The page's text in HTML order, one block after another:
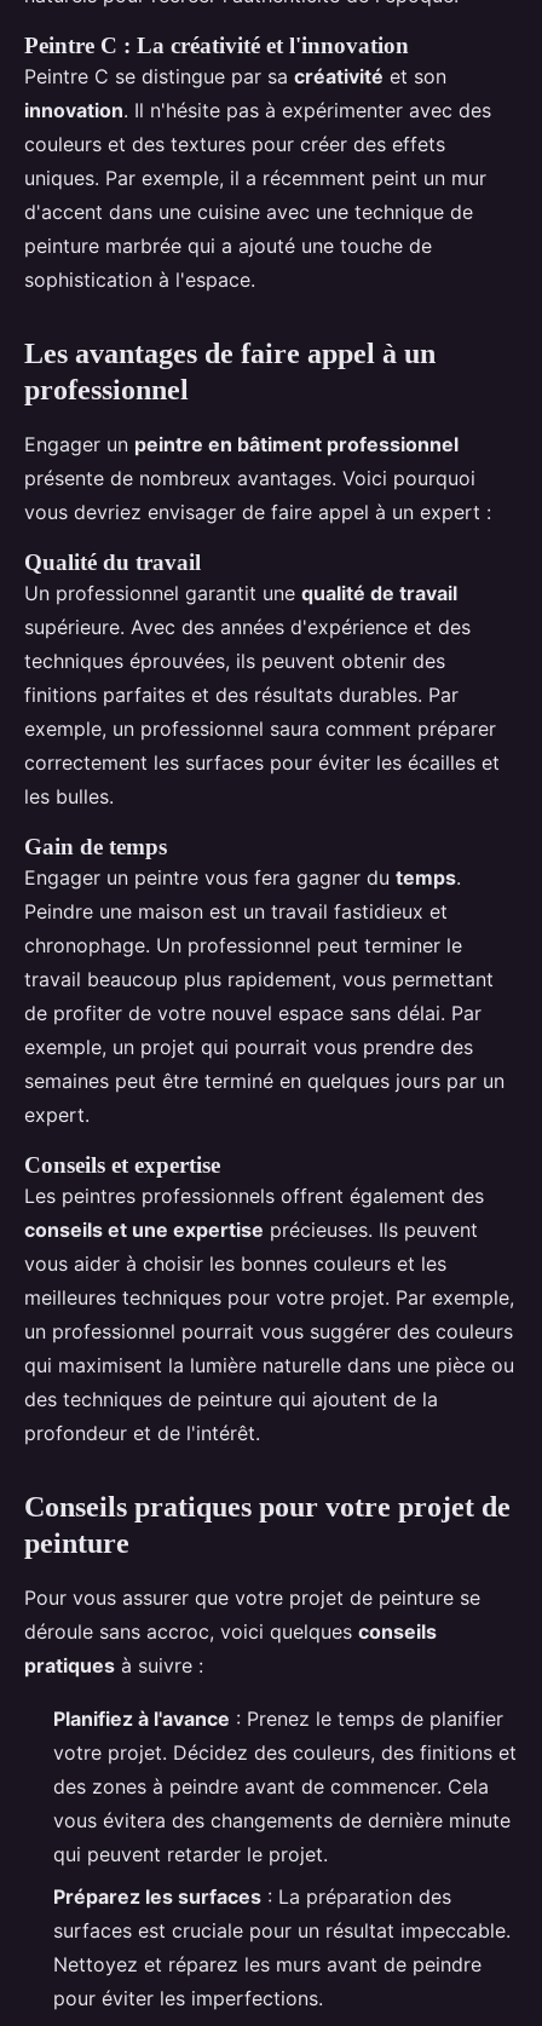
Peintre C : La créativité et l'innovation
Peintre C se distingue par sa créativité et son
innovation. Il n'hésite pas à expérimenter avec des
couleurs et des textures pour créer des effets
uniques. Par exemple, il a récemment peint un mur
d'accent dans une cuisine avec une technique de
peinture marbrée qui a ajouté une touche de
sophistication à l'espace.
Les avantages de faire appel à un
professionnel
Engager un peintre en bâtiment professionnel
présente de nombreux avantages. Voici pourquoi
vous devriez envisager de faire appel à un expert :
Qualité du travail
Un professionnel garantit une qualité de travail
supérieure. Avec des années d'expérience et des
techniques éprouvées, ils peuvent obtenir des
finitions parfaites et des résultats durables. Par
exemple, un professionnel saura comment préparer
correctement les surfaces pour éviter les écailles et
les bulles.
Gain de temps
Engager un peintre vous fera gagner du temps.
Peindre une maison est un travail fastidieux et
chronophage. Un professionnel peut terminer le
travail beaucoup plus rapidement, vous permettant
de profiter de votre nouvel espace sans délai. Par
exemple, un projet qui pourrait vous prendre des
semaines peut être terminé en quelques jours par un
expert.
Conseils et expertise
Les peintres professionnels offrent également des
conseils et une expertise précieuses. Ils peuvent
vous aider à choisir les bonnes couleurs et les
meilleures techniques pour votre projet. Par exemple,
un professionnel pourrait vous suggérer des couleurs
qui maximisent la lumière naturelle dans une pièce ou
des techniques de peinture qui ajoutent de la
profondeur et de l'intérêt.
Conseils pratiques pour votre projet de
peinture
Pour vous assurer que votre projet de peinture se
déroule sans accroc, voici quelques conseils
pratiques à suivre :
Planifiez à l'avance : Prenez le temps de planifier
votre projet. Décidez des couleurs, des finitions et
des zones à peindre avant de commencer. Cela
vous évitera des changements de dernière minute
qui peuvent retarder le projet.
Préparez les surfaces : La préparation des
surfaces est cruciale pour un résultat impeccable.
Nettoyez et réparez les murs avant de peindre
pour éviter les imperfections.